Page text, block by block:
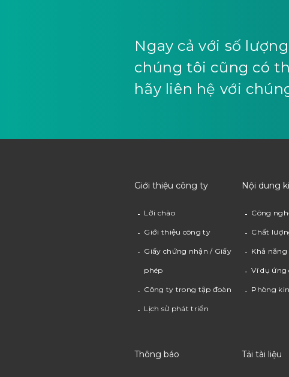
Ngay cả với số
chúng tôi cũng có
hãy liên hệ với
Giới thiệu công ty
Lời chào
Giới thiệu công ty
Giấy chứng nhận / Giấy
phép
Công ty trong tập đoàn
Lịch sử phát triển
Nội dung
Công
Chất
Khả
Ví dụ
Phòng
Thông báo Tải tài liệu